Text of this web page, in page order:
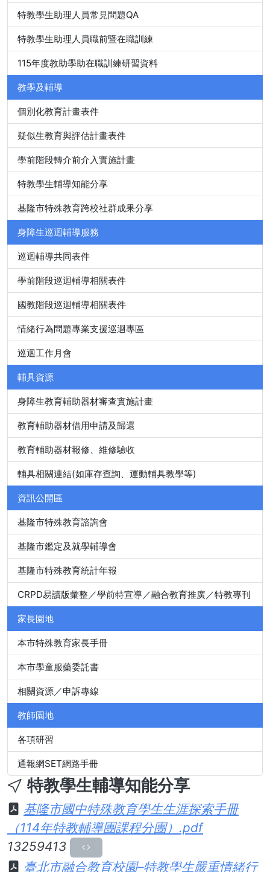
特教學生助理人員常見問題QA
特教學生助理人員職前暨在職訓練
115年度教助學助在職訓練研習資料
教學及輔導
個別化教育計畫表件
疑似生教育與評估計畫表件
學前階段轉介前介入實施計畫
特教學生輔導知能分享
基隆市特殊教育跨校社群成果分享
身障生巡迴輔導服務
巡迴輔導共同表件
學前階段巡迴輔導相關表件
國教階段巡迴輔導相關表件
情緒行為問題專業支援巡迴專區
巡迴工作月會
輔具資源
身障生教育輔助器材審查實施計畫
教育輔助器材借用申請及歸還
教育輔助器材報修、維修驗收
輔具相關連結(如庫存查詢、運動輔具教學等)
資訊公開區
基隆市特殊教育諮詢會
基隆市鑑定及就學輔導會
基隆市特殊教育統計年報
CRPD易讀版彙整／學前特宣導／融合教育推廣／特教專刊
家長園地
本市特殊教育家長手冊
本市學童服藥委託書
相關資源／申訴專線
教師園地
各項研習
通報網SET網路手冊
特教學生輔導知能分享
基隆市國中特殊教育學生生涯探索手冊
（114年特教輔導團課程分團）.pdf
13259413
臺北市融合教育校園–特教學生嚴重情緒行